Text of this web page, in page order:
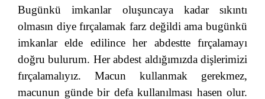
Bugünkü imkanlar oluşuncaya kadar sıkıntı
olmasın diye fırçalamak farz değildi ama bugünkü
imkanlar elde edilince her abdestte fırçalamayı
doğru bulurum. Her abdest aldığımızda dişlerimizi
fırçalamalıyız. Macun kullanmak gerekmez,
macunun günde bir defa kullanılması hasen olur.